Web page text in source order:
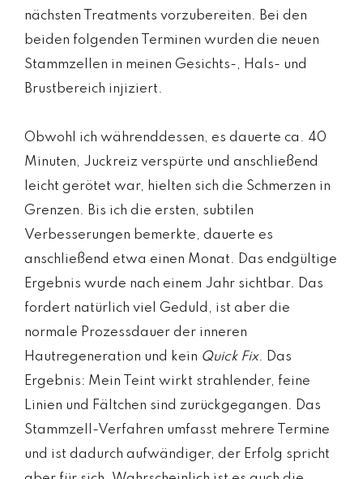
nächsten Treatments vorzubereiten. Bei den
beiden folgenden Terminen wurden die neuen
Stammzellen in meinen Gesichts-, Hals- und
Brustbereich injiziert.
Obwohl ich währenddessen, es dauerte ca. 40
Minuten, Juckreiz verspürte und anschließend
leicht gerötet war, hielten sich die Schmerzen in
Grenzen. Bis ich die ersten, subtilen
Verbesserungen bemerkte, dauerte es
anschließend etwa einen Monat. Das endgültige
Ergebnis wurde nach einem Jahr sichtbar. Das
fordert natürlich viel Geduld, ist aber die
normale Prozessdauer der inneren
Hautregeneration und kein Quick Fix. Das
Ergebnis: Mein Teint wirkt strahlender, feine
Linien und Fältchen sind zurückgegangen. Das
Stammzell-Verfahren umfasst mehrere Termine
und ist dadurch aufwändiger, der Erfolg spricht